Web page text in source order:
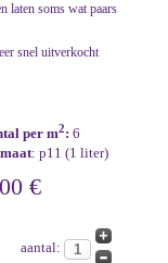
laten soms wat paars
snel uitverkocht
per m2: 6
: p11 (1 liter)
€
aantal: